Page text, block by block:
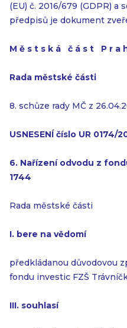
(EU) č. 2016/679 (GDPR) a
předpisů je dokument
M ě s t s k á č á s t P r a
Rada městské části
8. schůze rady MČ z
USNESENÍ číslo UR 0174/
6. Nařízení odvodu z
1744
Rada městské části
I. bere na vědomí
předkládanou důvodovou
fondu investic FZŠ
III. souhlasí